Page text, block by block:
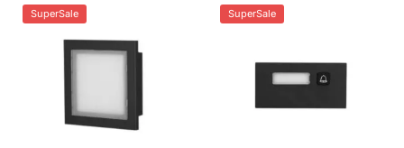
SuperSale SuperSale